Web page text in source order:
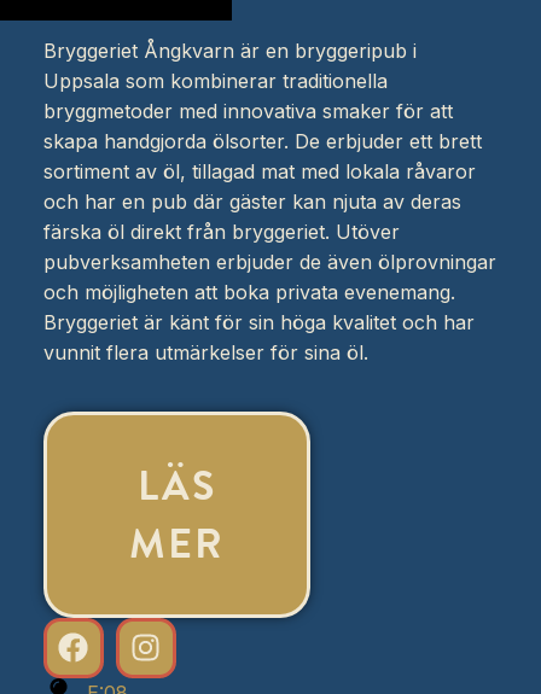
Bryggeriet Ångkvarn är en bryggeripub i
Uppsala som kombinerar traditionella
bryggmetoder med innovativa smaker för att
skapa handgjorda ölsorter. De erbjuder ett brett
sortiment av öl, tillagad mat med lokala råvaror
och har en pub där gäster kan njuta av deras
färska öl direkt från bryggeriet. Utöver
pubverksamheten erbjuder de även ölprovningar
och möjligheten att boka privata evenemang.
Bryggeriet är känt för sin höga kvalitet och har
vunnit flera utmärkelser för sina öl.
LÄS
MER